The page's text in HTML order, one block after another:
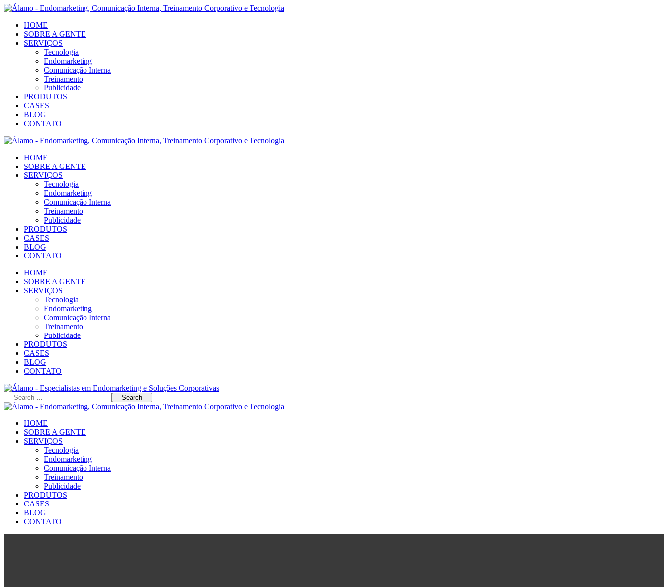
HOME
SOBRE A GENTE
SERVIÇOS
Tecnologia
Endomarketing
Comunicação Interna
Treinamento
Publicidade
PRODUTOS
CASES
BLOG
CONTATO
HOME
SOBRE A GENTE
SERVIÇOS
Tecnologia
Endomarketing
Comunicação Interna
Treinamento
Publicidade
PRODUTOS
CASES
BLOG
CONTATO
HOME
SOBRE A GENTE
SERVIÇOS
Tecnologia
Endomarketing
Comunicação Interna
Treinamento
Publicidade
PRODUTOS
CASES
BLOG
CONTATO
HOME
SOBRE A GENTE
SERVIÇOS
Tecnologia
Endomarketing
Comunicação Interna
Treinamento
Publicidade
PRODUTOS
CASES
BLOG
CONTATO